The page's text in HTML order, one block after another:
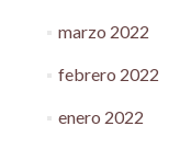
marzo 2022
febrero 2022
enero 2022